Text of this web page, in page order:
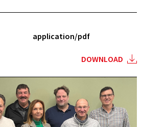
application/pdf
DOWNLOAD